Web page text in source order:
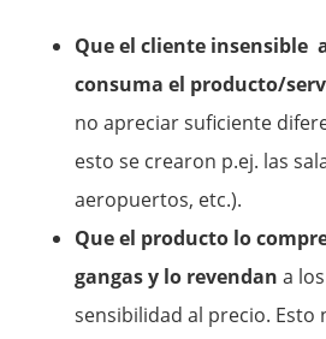
Que el cliente insensible
consuma el producto/
no apreciar suficiente
esto se crearon p.ej. las
aeropuertos, etc.).
Que el producto lo
gangas y lo revendan a
sensibilidad al precio. Esto